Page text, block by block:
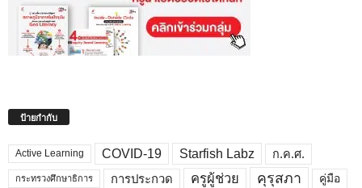
ป้ายกำกับ
Active Learning COVID-19 Starfish Labz ก.ค.ศ.
กระทรวงศึกษาธิการ การประกวด ครูผู้ช่วย คุรุสภา คู่มือ